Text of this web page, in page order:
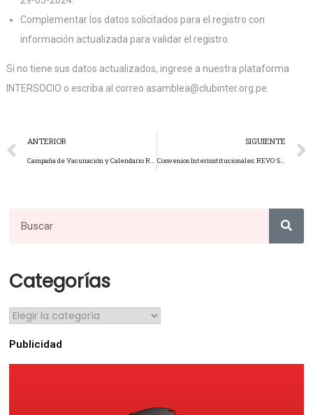
Complementar los datos solicitados para el registro con
información actualizada para validar el registro.
Si no tiene sus datos actualizados, ingrese a nuestra plataforma
INTERSOCIO o escriba al correo asamblea@clubinter.org.pe.
ANTERIOR
Campaña de Vacunación y Calendario Regulación.
SIGUIENTE
Convenios Interinstitucionales: REVO SPORT
Categorías
Publicidad